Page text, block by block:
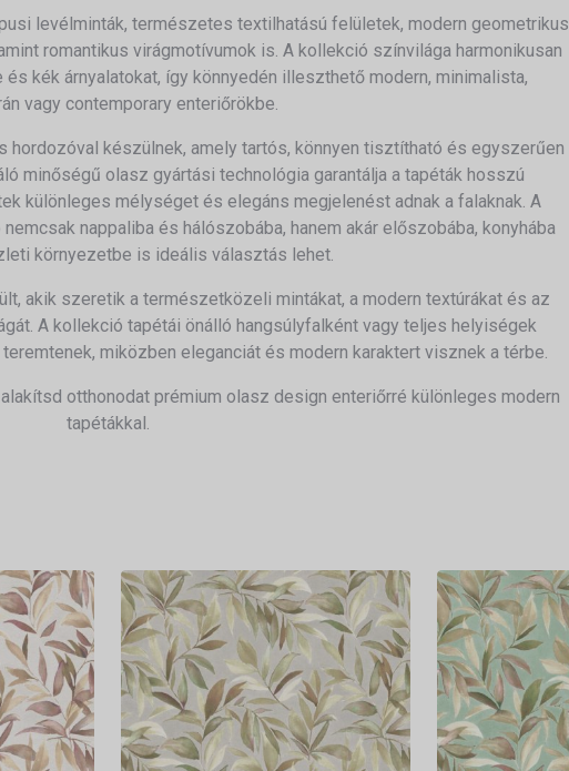
levélminták, természetes textilhatású felületek, modern geometrikus
romantikus virágmotívumok is. A kollekció színvilága harmonikusan
kék árnyalatokat, így könnyedén illeszthető modern, minimalista,
vagy contemporary enteriőrökbe.
készülnek, amely tartós, könnyen tisztítható és egyszerűen
minőségű olasz gyártási technológia garantálja a tapéták hosszú
különleges mélységet és elegáns megjelenést adnak a falaknak. A
nappaliba és hálószobába, hanem akár előszobába, konyhába
környezetbe is ideális választás lehet.
akik szeretik a természetközeli mintákat, a modern textúrákat és az
A kollekció tapétái önálló hangsúlyfalként vagy teljes helyiségek
miközben eleganciát és modern karaktert visznek a térbe.
otthonodat prémium olasz design enteriőrré különleges modern
tapétákkal.